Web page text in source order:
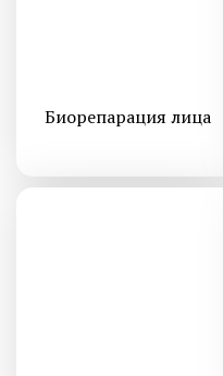
Биорепарация лица